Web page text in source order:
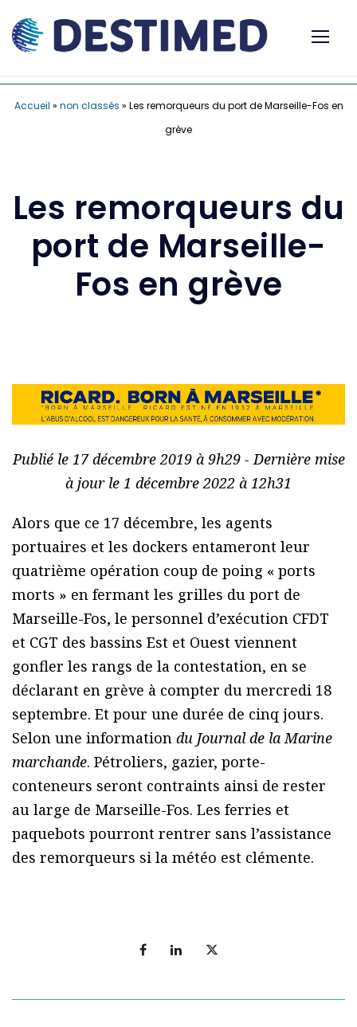
Accueil » non classés » Les remorqueurs du port de Marseille-Fos en
grève
Les remorqueurs du
port de Marseille-
Fos en grève
Publié le 17 décembre 2019 à 9h29 - Dernière mise
à jour le 1 décembre 2022 à 12h31
Alors que ce 17 décembre, les agents
portuaires et les dockers entameront leur
quatrième opération coup de poing « ports
morts » en fermant les grilles du port de
Marseille-Fos, le personnel d’exécution CFDT
et CGT des bassins Est et Ouest viennent
gonfler les rangs de la contestation, en se
déclarant en grève à compter du mercredi 18
septembre. Et pour une durée de cinq jours.
Selon une information du Journal de la Marine
marchande. Pétroliers, gazier, porte-
conteneurs seront contraints ainsi de rester
au large de Marseille-Fos. Les ferries et
paquebots pourront rentrer sans l’assistance
des remorqueurs si la météo est clémente.